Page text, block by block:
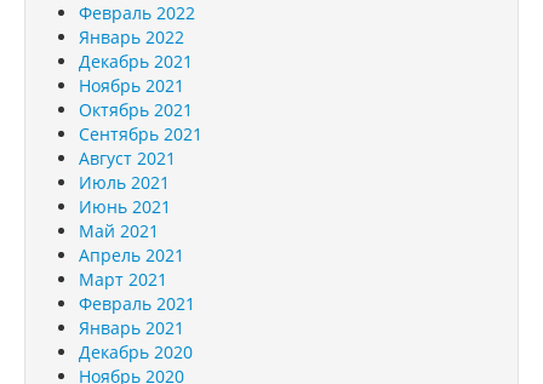
Февраль 2022
Январь 2022
Декабрь 2021
Ноябрь 2021
Октябрь 2021
Сентябрь 2021
Август 2021
Июль 2021
Июнь 2021
Май 2021
Апрель 2021
Март 2021
Февраль 2021
Январь 2021
Декабрь 2020
Ноябрь 2020